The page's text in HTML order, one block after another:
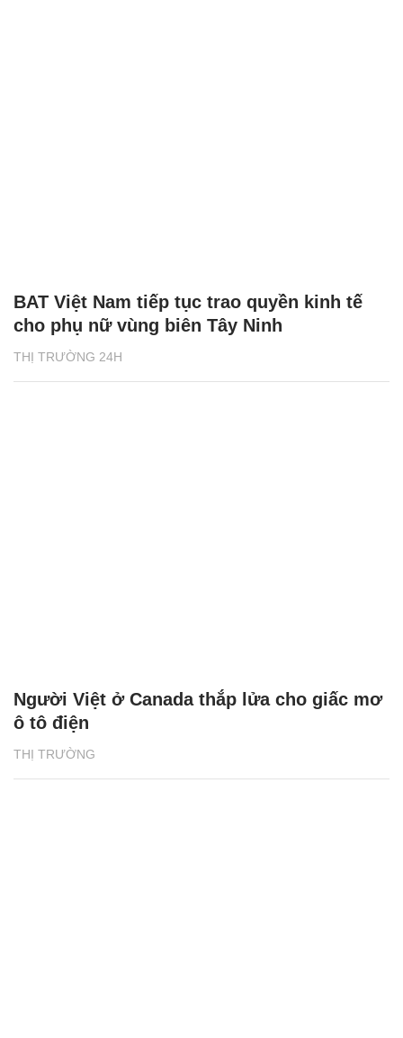
THỊ TRƯỜNG 24H
BAT Việt Nam tiếp tục trao quyền kinh tế
cho phụ nữ vùng biên Tây Ninh
THỊ TRƯỜNG
Người Việt ở Canada thắp lửa cho giấc mơ
ô tô điện